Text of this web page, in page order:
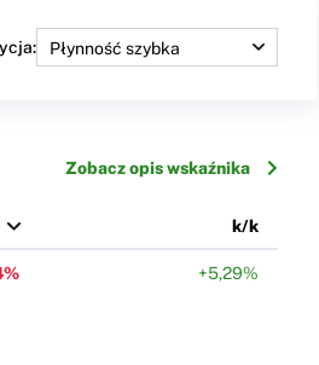
Zobacz opis wskaźnika
k/k
+5,29%